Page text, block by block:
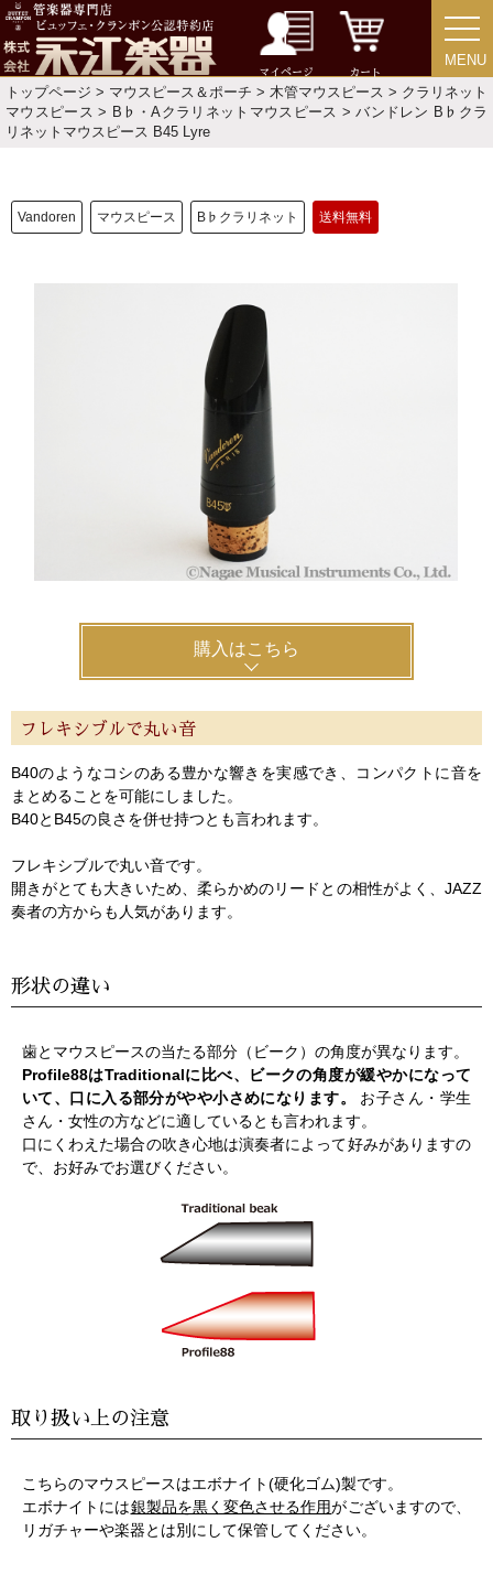
マイページ カート
MENU
MENU
トップページ > マウスピース＆ポーチ > 木管マウスピース > クラリネット
マウスピース > B♭・Aクラリネットマウスピース > バンドレン B♭クラ
リネットマウスピース B45 Lyre
Vandoren マウスピース B♭クラリネット 送料無料
購入はこちら
フレキシブルで丸い音
B40のようなコシのある豊かな響きを実感でき、コンパクトに音を
まとめることを可能にしました。
B40とB45の良さを併せ持つとも言われます。
フレキシブルで丸い音です。
開きがとても大きいため、柔らかめのリードとの相性がよく、JAZZ
奏者の方からも人気があります。
形状の違い
歯とマウスピースの当たる部分（ビーク）の角度が異なります。
Profile88はTraditionalに比べ、ビークの角度が緩やかになって
いて、口に入る部分がやや小さめになります。
お子さん・学生
さん・女性の方などに適しているとも言われます。
口にくわえた場合の吹き心地は演奏者によって好みがありますの
で、お好みでお選びください。
取り扱い上の注意
こちらのマウスピースはエボナイト(硬化ゴム)製です。
エボナイトには銀製品を黒く変色させる作用がございますので、
リガチャーや楽器とは別にして保管してください。